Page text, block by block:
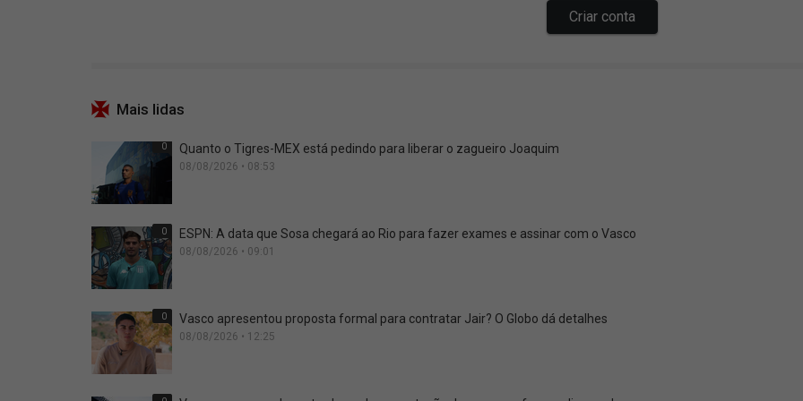
Mais lidas
0 Quanto o Tigres-MEX está pedindo para liberar o zagueiro Joaquim
08/08/2026 • 08:53
0 ESPN: A data que Sosa chegará ao Rio para fazer exames e assinar com o Vasco
08/08/2026 • 09:01
0 Vasco apresentou proposta formal para contratar Jair? O Globo dá detalhes
08/08/2026 • 12:25